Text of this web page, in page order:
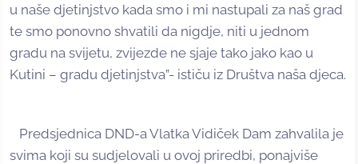
u naše djetinjstvo kada smo i mi nastupali za naš grad
te smo ponovno shvatili da nigdje, niti u jednom
gradu na svijetu, zvijezde ne sjaje tako jako kao u
Kutini – gradu djetinjstva”- ističu iz Društva naša djeca.
Predsjednica DND-a Vlatka Vidiček Dam zahvalila je
svima koji su sudjelovali u ovoj priredbi, ponajviše